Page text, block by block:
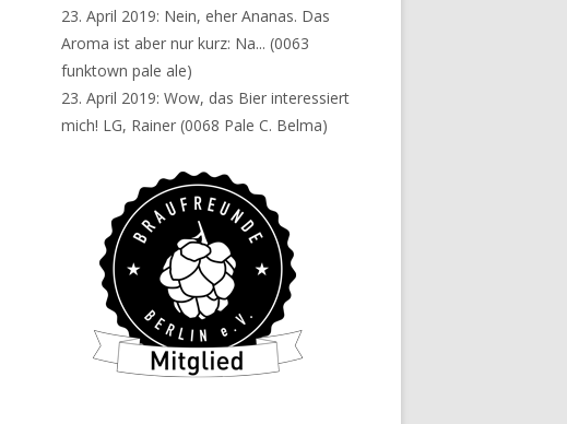
23. April 2019: Nein, eher Ananas. Das
Aroma ist aber nur kurz: Na... (0063
funktown pale ale)
23. April 2019:Wow, das Bier interessiert
mich! LG, Rainer (0068 Pale C. Belma)